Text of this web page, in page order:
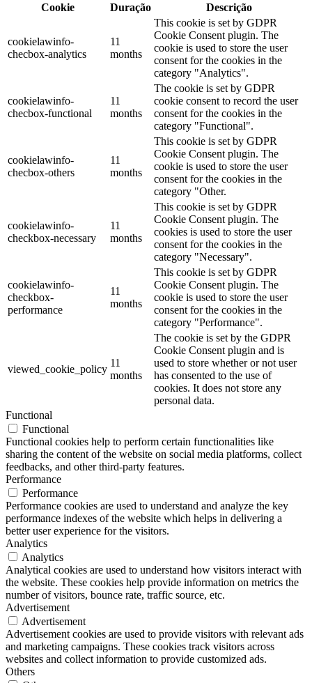
Cookie
Duração Descrição
cookielawinfo-
checbox-analytics
11
months
This cookie is set by GDPR
Cookie Consent plugin. The
cookie is used to store the user
consent for the cookies in the
category "Analytics".
cookielawinfo-
checbox-functional
11
months
The cookie is set by GDPR
cookie consent to record the user
consent for the cookies in the
category "Functional".
cookielawinfo-
checbox-others
11
months
This cookie is set by GDPR
Cookie Consent plugin. The
cookie is used to store the user
consent for the cookies in the
category "Other.
cookielawinfo-
checkbox-necessary
11
months
This cookie is set by GDPR
Cookie Consent plugin. The
cookies is used to store the user
consent for the cookies in the
category "Necessary".
cookielawinfo-
checkbox-
performance
11
months
This cookie is set by GDPR
Cookie Consent plugin. The
cookie is used to store the user
consent for the cookies in the
category "Performance".
viewed_cookie_policy
11
months
The cookie is set by the GDPR
Cookie Consent plugin and is
used to store whether or not user
has consented to the use of
cookies. It does not store any
personal data.
Functional
Functional
Functional cookies help to perform certain functionalities like
sharing the content of the website on social media platforms, collect
feedbacks, and other third-party features.
Performance
Performance
Performance cookies are used to understand and analyze the key
performance indexes of the website which helps in delivering a
better user experience for the visitors.
Analytics
Analytics
Analytical cookies are used to understand how visitors interact with
the website. These cookies help provide information on metrics the
number of visitors, bounce rate, traffic source, etc.
Advertisement
Advertisement
Advertisement cookies are used to provide visitors with relevant ads
and marketing campaigns. These cookies track visitors across
websites and collect information to provide customized ads.
Others